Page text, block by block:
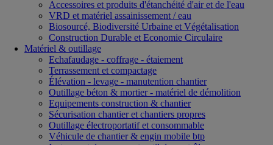
Accessoires et produits d'étanchéité d'air et de l'eau
VRD et matériel assainissement / eau
Biosourcé, Biodiversité Urbaine et Végétalisation
Construction Durable et Economie Circulaire
Matériel & outillage
Echafaudage - coffrage - étaiement
Terrassement et compactage
Élévation - levage - manutention chantier
Outillage béton & mortier - matériel de démolition
Equipements construction & chantier
Sécurisation chantier et chantiers propres
Outillage électroportatif et consommable
Véhicule de chantier & engin mobile btp